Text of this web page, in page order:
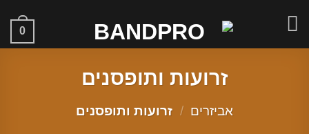
0
זרועות ותופסנים
אביזרים / זרועות ותופסנים